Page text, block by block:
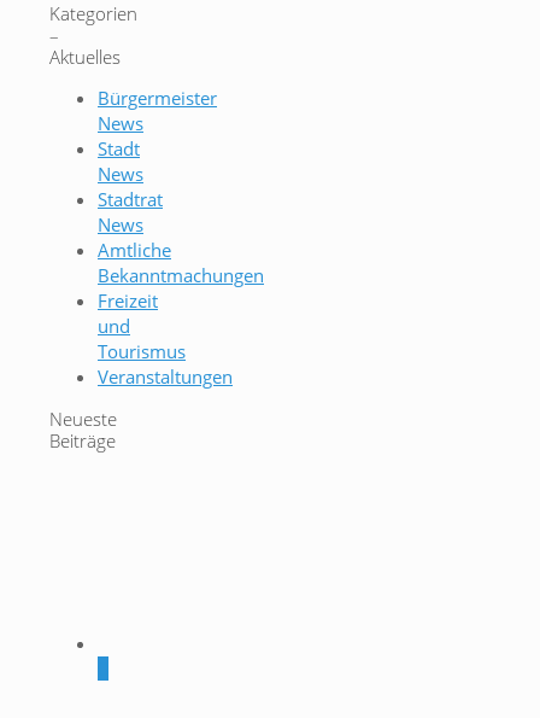
Kategorien
–
Aktuelles
Bürgermeister
News
Stadt
News
Stadtrat
News
Amtliche
Bekanntmachungen
Freizeit
und
Tourismus
Veranstaltungen
Neueste
Beiträge